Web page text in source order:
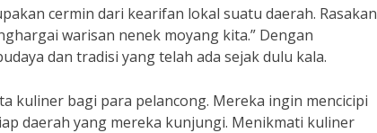
cermin dari kearifan lokal suatu daerah. Rasakan
warisan nenek moyang kita.” Dengan
dan tradisi yang telah ada sejak dulu kala.
kuliner bagi para pelancong. Mereka ingin mencicipi
daerah yang mereka kunjungi. Menikmati kuliner